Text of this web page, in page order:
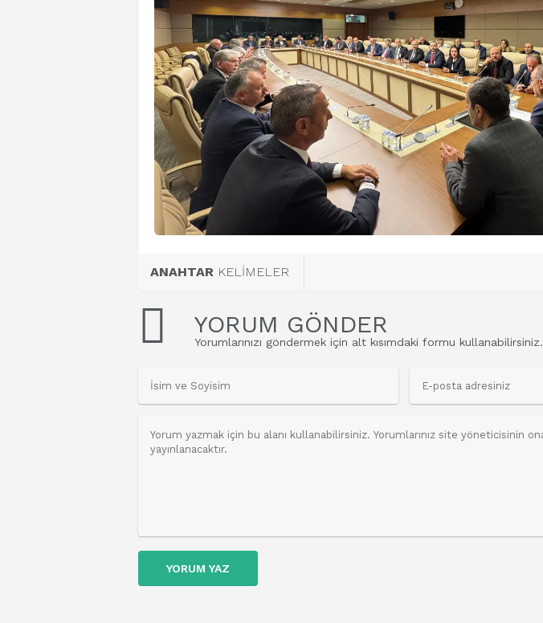
ANAHTAR KELİMELER
YORUM GÖNDER
Yorumlarınızı göndermek için alt kısımdaki formu kullanabilirsiniz.
YORUM YAZ